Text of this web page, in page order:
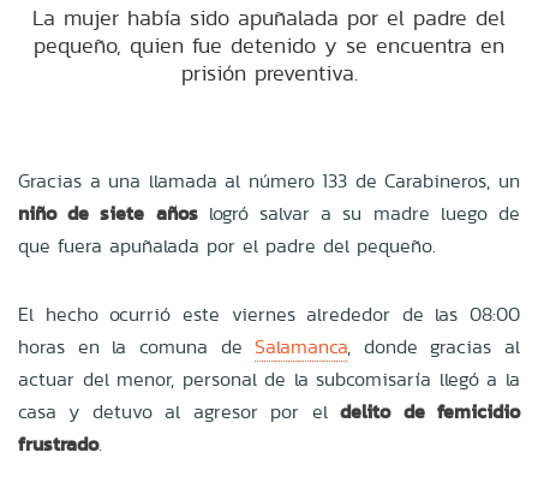
La mujer había sido apuñalada por el padre del
pequeño, quien fue detenido y se encuentra en
prisión preventiva.
Gracias a una llamada al número 133 de Carabineros, un
niño de siete añoslogró salvar a su madre luego de
que fuera apuñalada por el padre del pequeño.
El hecho ocurrió este viernes alrededor de las 08:00
horas en la comuna deSalamanca, donde gracias al
actuar del menor, personal de la subcomisaría llegó a la
casa y detuvo al agresor por eldelito de femicidio
frustrado.